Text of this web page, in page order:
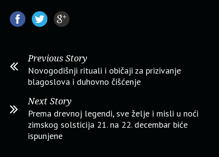
Previous Story
Novogodišnji rituali i običaji za prizivanje
blagoslova i duhovno čišćenje
Next Story
Prema drevnoj legendi, sve želje i misli u noći
zimskog solsticija 21. na 22. decembar biće
ispunjene